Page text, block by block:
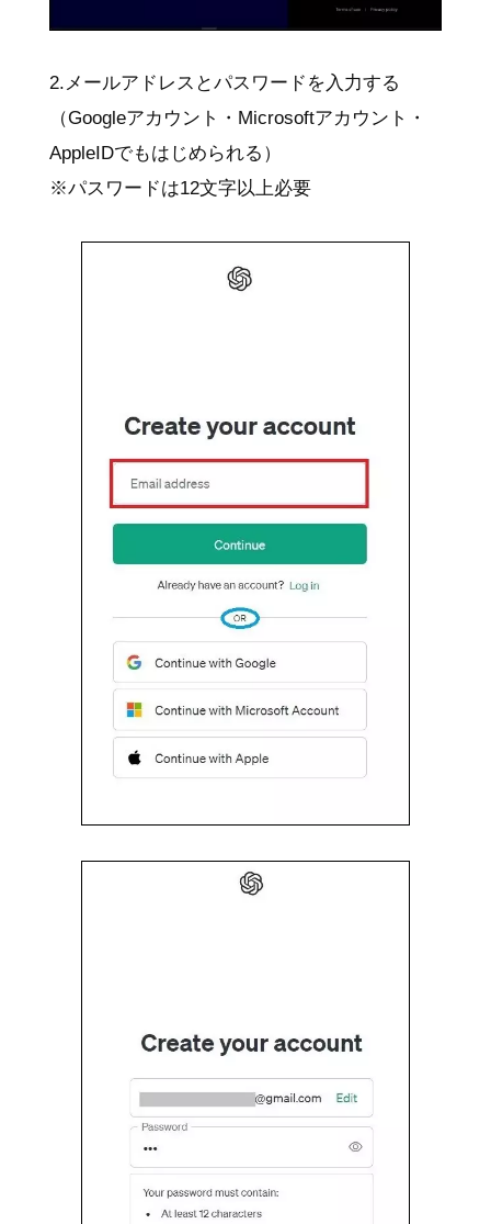
2.メールアドレスとパスワードを入力する
（Googleアカウント・Microsoftアカウント・
AppleIDでもはじめられる）
※パスワードは12文字以上必要